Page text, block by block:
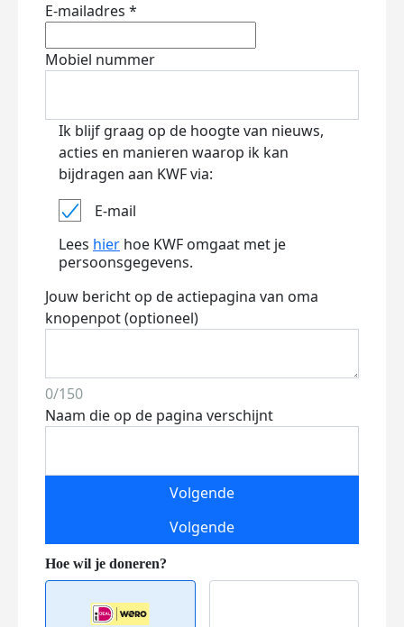
E-mailadres *
Mobiel nummer
Ik blijf graag op de hoogte van nieuws,
acties en manieren waarop ik kan
bijdragen aan KWF via:
E-mail
Lees hier hoe KWF omgaat met je
persoonsgegevens.
Jouw bericht op de actiepagina van oma
knopenpot (optioneel)
0/150
Naam die op de pagina verschijnt
Volgende
Volgende